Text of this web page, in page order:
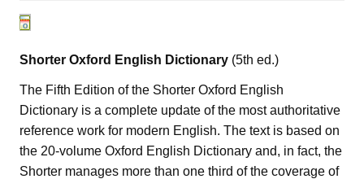
Shorter Oxford English Dictionary (5th ed.)
The Fifth Edition of the Shorter Oxford English
Dictionary is a complete update of the most authoritative
reference work for modern English. The text is based on
the 20-volume Oxford English Dictionary and, in fact, the
Shorter manages more than one third of the coverage of